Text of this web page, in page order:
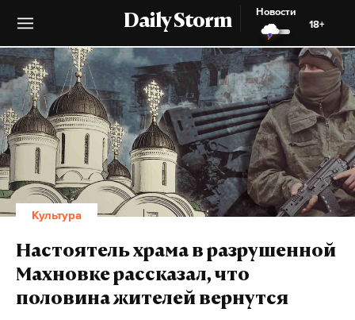
Daily Storm
Новости
18+
Культура
Настоятель храма в разрушенной
Махновке рассказал, что
половина жителей вернутся